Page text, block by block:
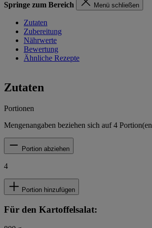
Springe zum Bereich Menü schließen
Zutaten
Zubereitung
Nährwerte
Bewertung
Ähnliche Rezepte
Zutaten
Portionen
Mengenangaben beziehen sich auf4
Portion abziehen
4
Portion hinzufügen
Für den Kartoffelsalat: